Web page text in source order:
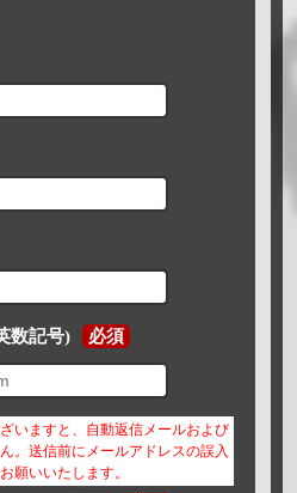
数記号) 必須
いますと、自動返信メールおよび
。送信前にメールアドレスの誤入
願いいたします。